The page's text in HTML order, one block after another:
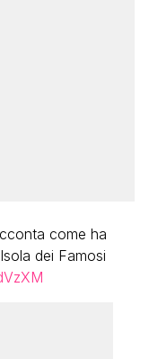
come ha
dei Famosi